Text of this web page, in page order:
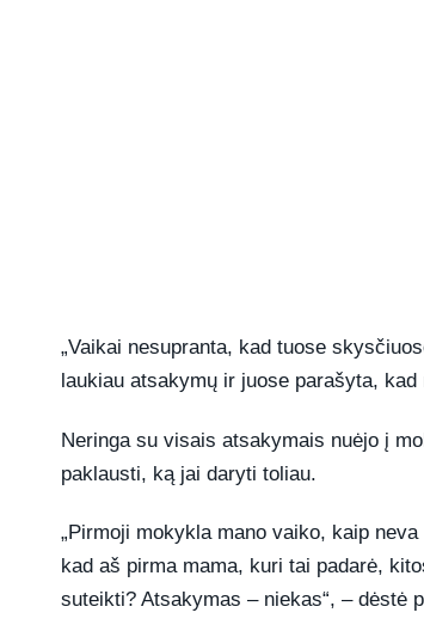
„Vaikai nesupranta, kad tuose
laukiau atsakymų ir juose parašyta,
Neringa su visais atsakymais nuėjo į
paklausti, ką jai daryti toliau.
„Pirmoji mokykla mano vaiko, kaip
kad aš pirma mama, kuri tai padarė,
suteikti? Atsakymas – niekas“, – dėstė